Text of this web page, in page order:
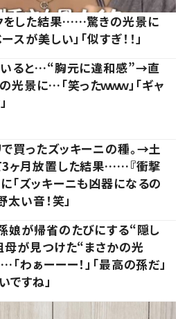
をした結果……驚きの光景に
スが美しい」「似すぎ！！」
いると…“胸元に違和感”→直
光景に…「笑ったｗｗｗ」「ギャ
買ったズッキーニの種。→土
3ヶ月放置した結果……『衝撃
「ズッキーニも凶器になるの
野太い音！笑」
娘が帰省のたびにする“隠し
母が見つけた“まさかの光
わぁーーー！」「最高の孫だ」
ですね」